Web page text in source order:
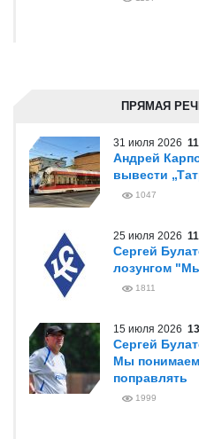
ПРЯМАЯ
31 июля 2026
Андрей
вывести
1047
25 июля 2026
Сергей
лозунгом
1811
15 июля 2026
Сергей
Мы понимаем
поправлять
1999